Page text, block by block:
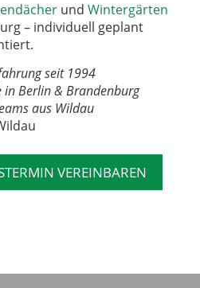
und Wintergärten
– individuell geplant
seit 1994
in Berlin & Brandenburg
aus Wildau
VEREINBAREN